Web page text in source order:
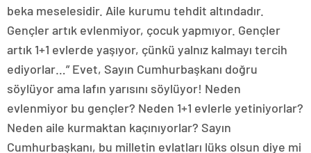
beka meselesidir. Aile kurumu tehdit altındadır.
Gençler artık evlenmiyor, çocuk yapmıyor. Gençler
artık 1+1 evlerde yaşıyor, çünkü yalnız kalmayı tercih
ediyorlar…” Evet, Sayın Cumhurbaşkanı doğru
söylüyor ama lafın yarısını söylüyor! Neden
evlenmiyor bu gençler? Neden 1+1 evlerle yetiniyorlar?
Neden aile kurmaktan kaçınıyorlar? Sayın
Cumhurbaşkanı, bu milletin evlatları lüks olsun diye mi